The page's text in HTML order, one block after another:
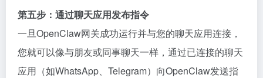
第五步：通过聊天应用发布指令
一旦OpenClaw网关成功运行并与您的聊天应用连接，
您就可以像与朋友或同事聊天一样，通过已连接的聊天
应用（如WhatsApp、Telegram）向OpenClaw发送指